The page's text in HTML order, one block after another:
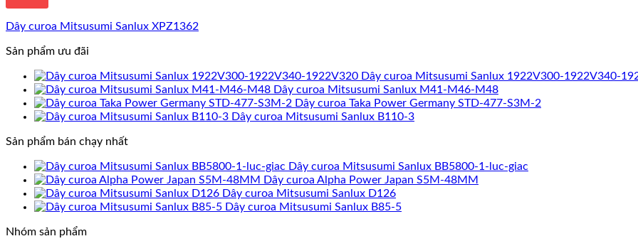
Dây curoa Mitsusumi Sanlux XPZ1362
Sản phẩm ưu đãi
Dây curoa Mitsusumi Sanlux 1922V300-1922V340-
Dây curoa Mitsusumi Sanlux M41-M46-M48
Dây curoa Taka Power Germany STD-477-S3M-2
Dây curoa Mitsusumi Sanlux B110-3
Sản phẩm bán chạy nhất
Dây curoa Mitsusumi Sanlux BB5800-1-luc-giac
Dây curoa Alpha Power Japan S5M-48MM
Dây curoa Mitsusumi Sanlux D126
Dây curoa Mitsusumi Sanlux B85-5
Nhóm sản phẩm